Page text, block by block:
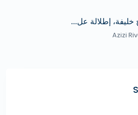
خليفة، إطلالة عل...
Azizi